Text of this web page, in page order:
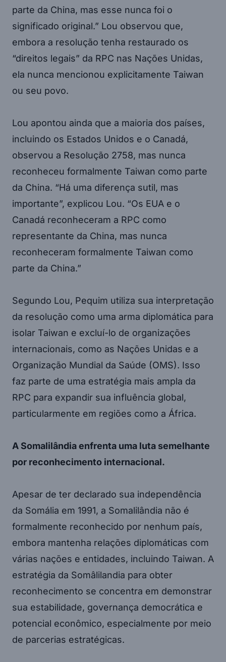
parte da China, mas esse nunca foi o
significado original.” Lou observou que,
embora a resolução tenha restaurado os
“direitos legais” da RPC nas Nações Unidas,
ela nunca mencionou explicitamente Taiwan
ou seu povo.
Lou apontou ainda que a maioria dos países,
incluindo os Estados Unidos e o Canadá,
observou a Resolução 2758, mas nunca
reconheceu formalmente Taiwan como parte
da China. “Há uma diferença sutil, mas
importante”, explicou Lou. “Os EUA e o
Canadá reconheceram a RPC como
representante da China, mas nunca
reconheceram formalmente Taiwan como
parte da China.”
Segundo Lou, Pequim utiliza sua interpretação
da resolução como uma arma diplomática para
isolar Taiwan e excluí-lo de organizações
internacionais, como as Nações Unidas e a
Organização Mundial da Saúde (OMS). Isso
faz parte de uma estratégia mais ampla da
RPC para expandir sua influência global,
particularmente em regiões como a África.
A Somalilândia enfrenta uma luta semelhante
por reconhecimento internacional.
Apesar de ter declarado sua independência
da Somália em 1991, a Somalilândia não é
formalmente reconhecido por nenhum país,
embora mantenha relações diplomáticas com
várias nações e entidades, incluindo Taiwan. A
estratégia da Somâlilandia para obter
reconhecimento se concentra em demonstrar
sua estabilidade, governança democrática e
potencial econômico, especialmente por meio
de parcerias estratégicas.